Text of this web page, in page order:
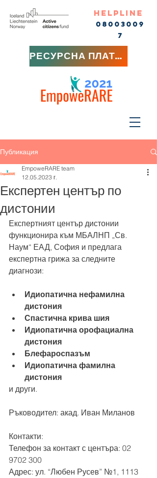
HELPLINE
08003009
7
РЕСУРСНА ПЛАТФОРМА
Публикация
Експертен център по
дистонии
EmpoweRARE team
12.05.2023 г.
Експертният център дистонии
функционира към МБАЛНП „Св.
Наум“ ЕАД, София и предлага
експертна грижа за следните
диагнози:
Идиопатична нефамилна
дистония
Спастична крива шия
Идиопатична орофациална
дистония
Блефароспазъм
Идиопатична фамилна
дистония
и други.
Ръководител: акад. Иван Миланов
Контакти:
Телефон за контакт с центъра: 02
9702 300
Адрес: ул. “Любен Русев” №1, 1113